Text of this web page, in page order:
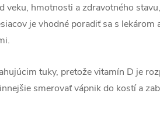
hmotnosti a zdravotného
je vhodné poradiť sa s lekárom
tuky, pretože vitamín D je
smerovať vápnik do kostí a